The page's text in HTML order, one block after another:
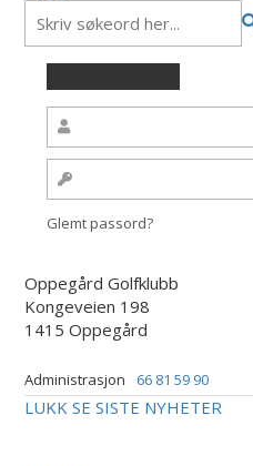
Glemt passord?
Oppegård Golfklubb
Kongeveien 198
1415 Oppegård
Administrasjon 66 81 59 90
LUKK SE SISTE NYHETER